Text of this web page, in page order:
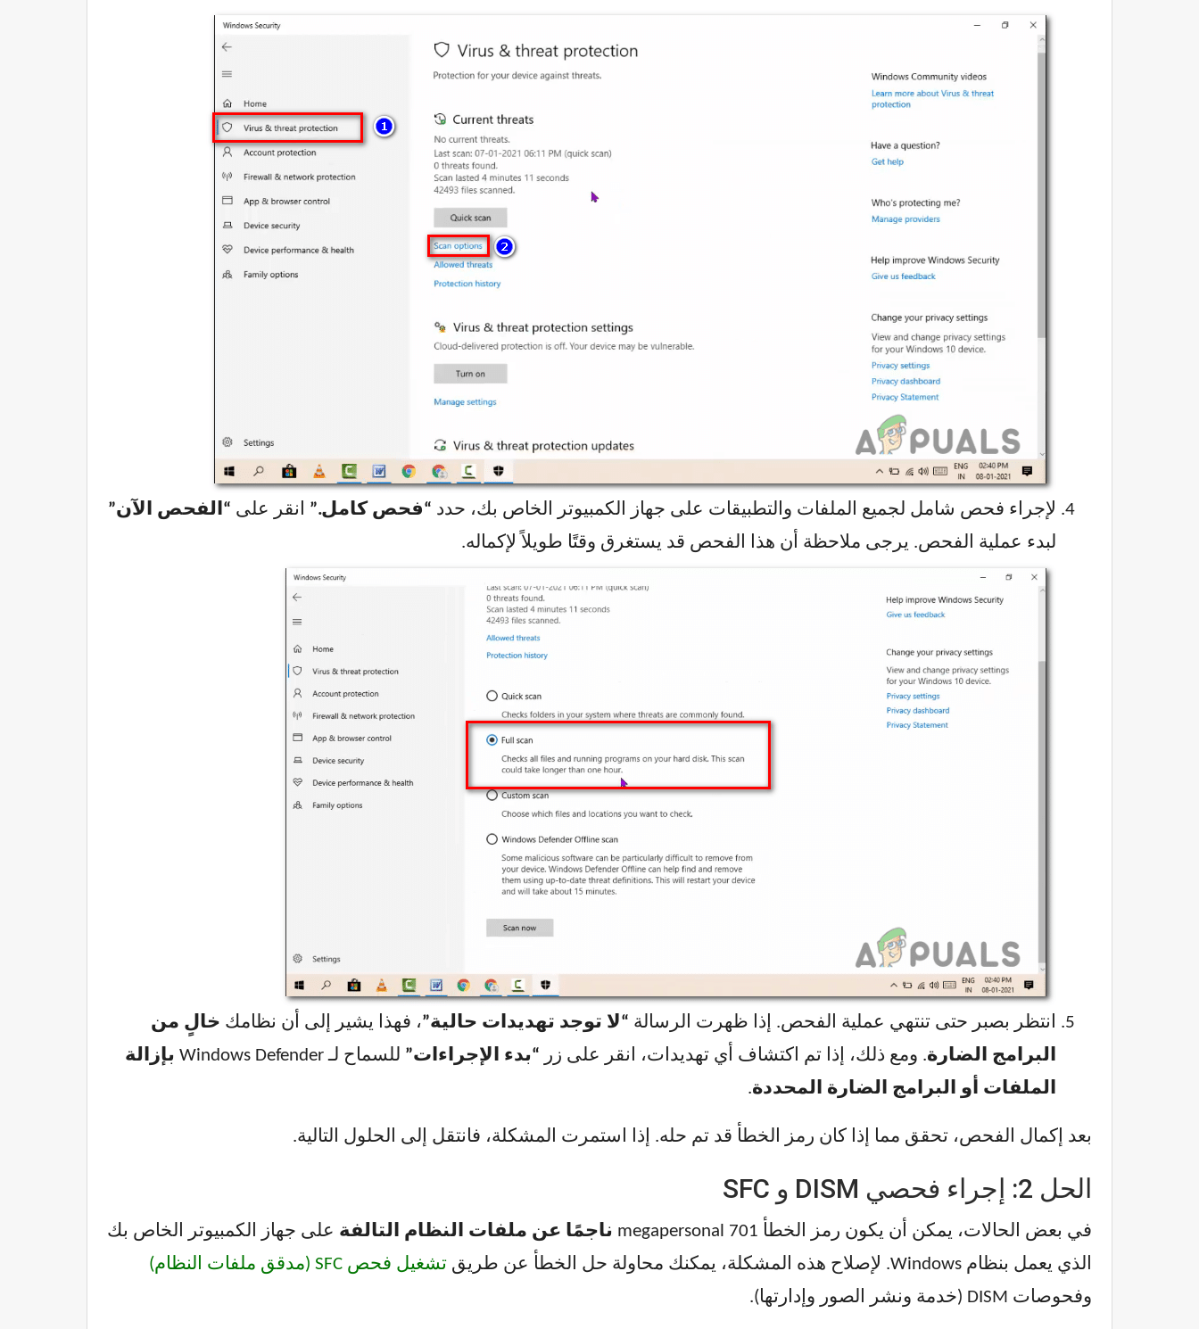
لإجراء فحص شامل لجميع الملفات والتطبيقات على جهاز الكمبيوتر الخاص بك، حدد “فحص كامل.” انقر على “الفحص الآن”
لبدء عملية الفحص. يرجى ملاحظة أن هذا الفحص قد يستغرق وقتًا طويلاً لإكماله.
انتظر بصبر حتى تنتهي عملية الفحص. إذا ظهرت الرسالة “لا توجد تهديدات حالية”، فهذا يشير إلى أن نظامك خالٍ من
البرامج الضارة. ومع ذلك، إذا تم اكتشاف أي تهديدات، انقر على زر “بدء الإجراءات” للسماح لـ Windows Defender
بإزالة
الملفات أو البرامج الضارة المحددة.
بعد إكمال الفحص، تحقق مما إذا كان رمز الخطأ قد تم حله. إذا استمرت المشكلة، فانتقل إلى الحلول التالية.
الحل 2: إجراء فحصي DISM و SFC
في بعض الحالات، يمكن أن يكون رمز الخطأ megapersonal 701 ناجمًا عن ملفات النظام التالفة على جهاز الكمبيوتر الخاص بك
الذي يعمل بنظام Windows. لإصلاح هذه المشكلة، يمكنك محاولة حل الخطأ عن طريق
تشغيل فحص SFC (مدقق ملفات النظام)
وفحوصات DISM (خدمة ونشر الصور وإدارتها).